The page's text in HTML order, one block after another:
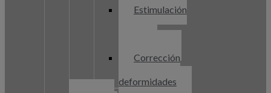
Estimulación
Corrección
deformidades